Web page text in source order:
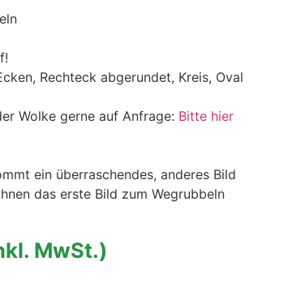
Rechteck abgerundet, Kreis, Oval
Wolke gerne auf Anfrage: Bitte hier
ein überraschendes, anderes Bild
das erste Bild zum Wegrubbeln
MwSt.)